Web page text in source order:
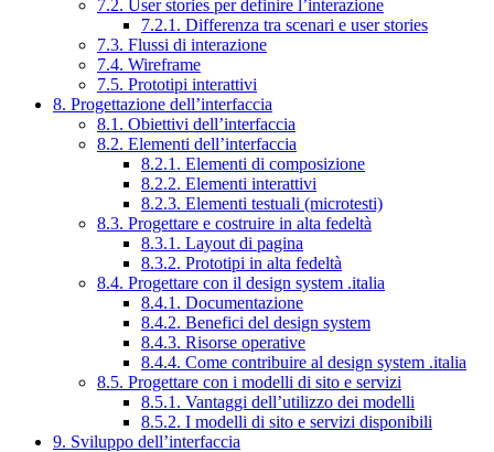
7.2. User stories per definire l’interazione
7.2.1. Differenza tra scenari e user stories
7.3. Flussi di interazione
7.4. Wireframe
7.5. Prototipi interattivi
8. Progettazione dell’interfaccia
8.1. Obiettivi dell’interfaccia
8.2. Elementi dell’interfaccia
8.2.1. Elementi di composizione
8.2.2. Elementi interattivi
8.2.3. Elementi testuali (microtesti)
8.3. Progettare e costruire in alta fedeltà
8.3.1. Layout di pagina
8.3.2. Prototipi in alta fedeltà
8.4. Progettare con il design system .italia
8.4.1. Documentazione
8.4.2. Benefici del design system
8.4.3. Risorse operative
8.4.4. Come contribuire al design system .italia
8.5. Progettare con i modelli di sito e servizi
8.5.1. Vantaggi dell’utilizzo dei modelli
8.5.2. I modelli di sito e servizi disponibili
9. Sviluppo dell’interfaccia